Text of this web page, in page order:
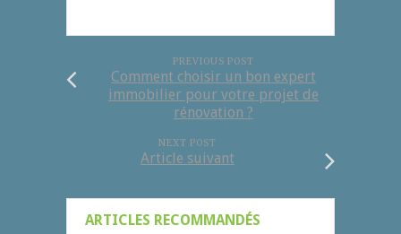
PREVIOUS POST
Comment choisir un bon expert
immobilier pour votre projet de
rénovation ?
NEXT POST
Article suivant
ARTICLES RECOMMANDÉS